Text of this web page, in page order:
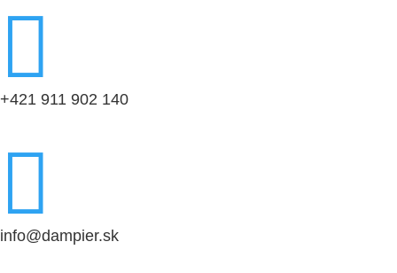

+421 911 902 140

info@dampier.sk